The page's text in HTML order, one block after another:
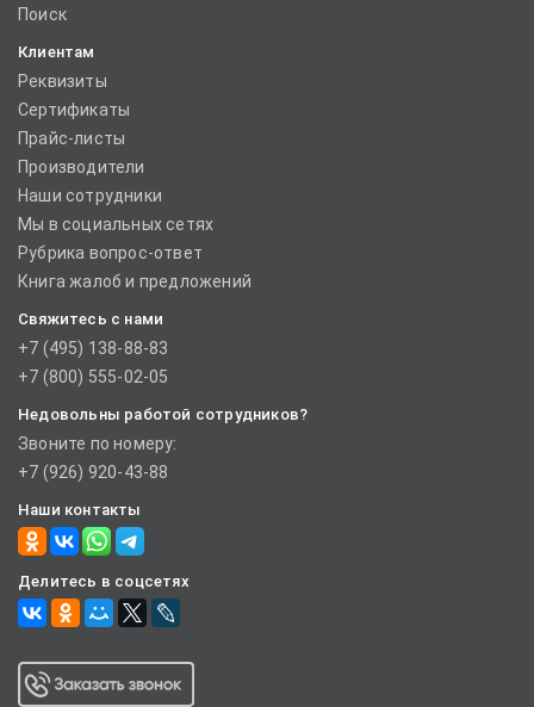
Поиск
Клиентам
Реквизиты
Сертификаты
Прайс-листы
Производители
Наши сотрудники
Мы в социальных сетях
Рубрика вопрос-ответ
Книга жалоб и предложений
Свяжитесь с нами
+7 (495) 138-88-83
+7 (800) 555-02-05
Недовольны работой сотрудников?
Звоните по номеру:
+7 (926) 920-43-88
Наши контакты
Делитесь в соцсетях